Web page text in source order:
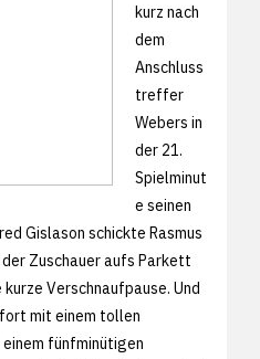
kurz nach
dem
Anschluss
treffer
Webers in
der 21.
Spielminut
e seinen
Gislason schickte Rasmus
Zuschauer aufs Parkett
Verschnaufpause. Und
mit einem tollen
fünfminütigen